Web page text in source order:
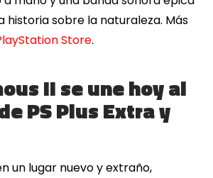
historia sobre la naturaleza. Más
Store.
II se une hoy al
PS Plus Extra y
un lugar nuevo y extraño,